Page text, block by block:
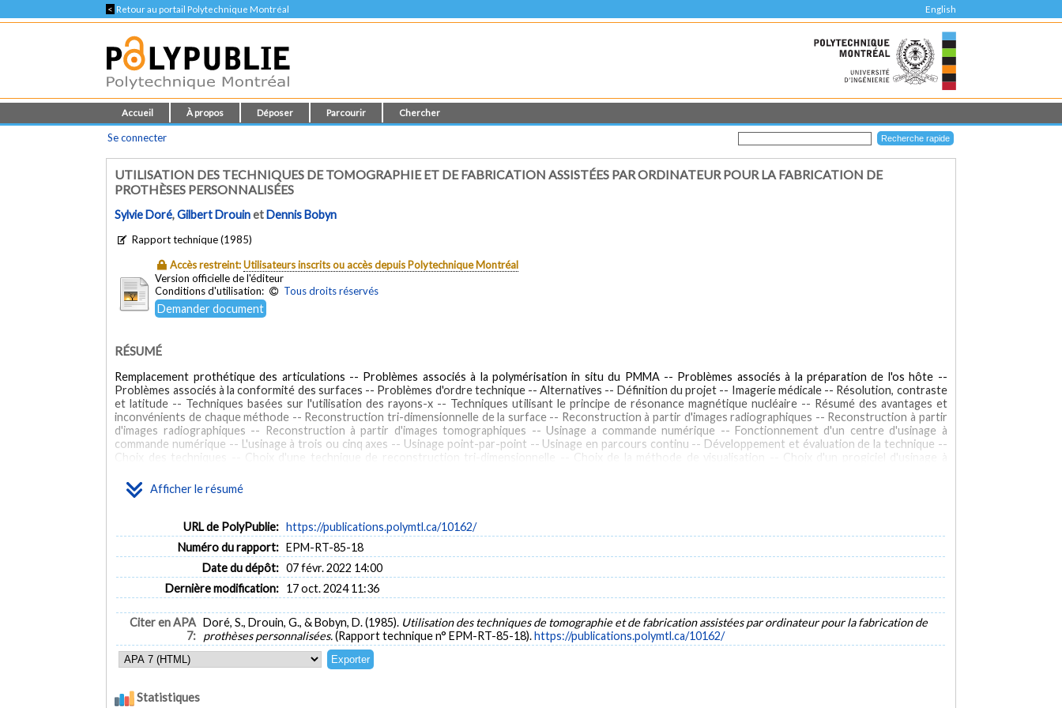
< Retour au portail Polytechnique Montréal English
Accueil À propos Déposer Parcourir Chercher
Se connecter
UTILISATION DES TECHNIQUES DE TOMOGRAPHIE ET DE FABRICATION ASSISTÉES PAR ORDINATEUR POUR LA FABRICATION DE
PROTHÈSES PERSONNALISÉES
Sylvie Doré,Gilbert DrouinetDennis Bobyn
Rapport technique (1985)
Accès restreint:Utilisateurs inscrits ou accès depuis Polytechnique Montréal
Version officielle de l'éditeur
Conditions d'utilisation:
Tous droits réservés
Demander document
Afficher le résumé
RÉSUMÉ
Remplacement prothétique des articulations -- Problèmes associés à la polymérisation in situ du PMMA -- Problèmes associés à la préparation de l'os hôte --
Problèmes associés à la conformité des surfaces -- Problèmes d'ordre technique -- Alternatives -- Définition du projet -- Imagerie médicale -- Résolution, contraste
et latitude -- Techniques basées sur l'utilisation des rayons-x -- Techniques utilisant le principe de résonance magnétique nucléaire -- Résumé des avantages et
inconvénients de chaque méthode -- Reconstruction tri-dimensionnelle de la surface -- Reconstruction à partir d'images radiographiques -- Reconstruction à partir
d'images radiographiques -- Reconstruction à partir d'images tomographiques -- Usinage a commande numérique -- Fonctionnement d'un centre d'usinage à
commande numérique -- L'usinage à trois ou cinq axes -- Usinage point-par-point -- Usinage en parcours continu -- Développement et évaluation de la technique --
Choix des techniques -- Choix d'une technique de reconstruction tri-dimensionnelle -- Choix de la méthode de visualisation -- Choix d'un progiciel d'usinage à
Extrapolation de la région distale -- Usinage à commande numérique.
Artificial joints Tomography Artificial knee Joint Prosthesis
URL de PolyPublie: https://publications.polymtl.ca/10162/
Numéro du rapport: EPM-RT-85-18
Date du dépôt: 07 févr. 2022 14:00
Dernière modification: 17 oct. 2024 11:36
Citer en APA
7:
Doré, S., Drouin, G., & Bobyn, D. (1985). Utilisation des techniques de tomographie et de fabrication assistées par ordinateur pour la fabrication de
prothèses personnalisées.(Rapport technique n° EPM-RT-85-18).https://publications.polymtl.ca/10162/
Statistiques